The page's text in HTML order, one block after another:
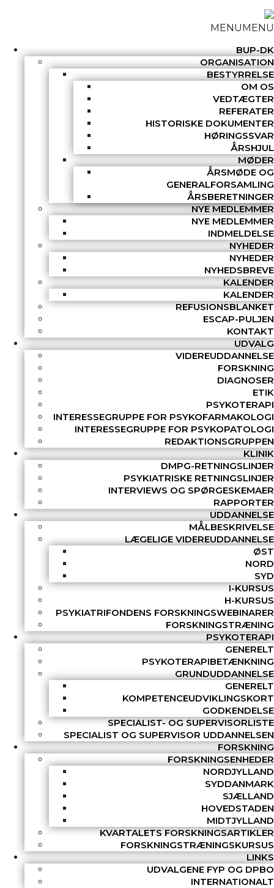
MENUMENU
BUP-DK
ORGANISATION
BESTYRRELSE
OM OS
VEDTÆGTER
REFERATER
HISTORISKE DOKUMENTER
HØRINGSSVAR
ÅRSHJUL
MØDER
ÅRSMØDE OG
GENERALFORSAMLING
ÅRSBERETNINGER
NYE MEDLEMMER
NYE MEDLEMMER
INDMELDELSE
NYHEDER
NYHEDER
NYHEDSBREVE
KALENDER
KALENDER
REFUSIONSBLANKET
ESCAP-PULJEN
KONTAKT
UDVALG
VIDEREUDDANNELSE
FORSKNING
DIAGNOSER
ETIK
PSYKOTERAPI
INTERESSEGRUPPE FOR PSYKOFARMAKOLOGI
INTERESSEGRUPPE FOR PSYKOPATOLOGI
REDAKTIONSGRUPPEN
KLINIK
DMPG-RETNINGSLINJER
PSYKIATRISKE RETNINGSLINJER
INTERVIEWS OG SPØRGESKEMAER
RAPPORTER
UDDANNELSE
MÅLBESKRIVELSE
LÆGELIGE VIDEREUDDANNELSE
ØST
NORD
SYD
I-KURSUS
H-KURSUS
PSYKIATRIFONDENS FORSKNINGSWEBINARER
FORSKNINGSTRÆNING
PSYKOTERAPI
GENERELT
PSYKOTERAPIBETÆNKNING
GRUNDUDDANNELSE
GENERELT
KOMPETENCEUDVIKLINGSKORT
GODKENDELSE
SPECIALIST- OG SUPERVISORLISTE
SPECIALIST OG SUPERVISOR UDDANNELSEN
FORSKNING
FORSKNINGSENHEDER
NORDJYLLAND
SYDDANMARK
SJÆLLAND
HOVEDSTADEN
MIDTJYLLAND
KVARTALETS FORSKNINGSARTIKLER
FORSKNINGSTRÆNINGSKURSUS
LINKS
UDVALGENE FYP OG DPBO
INTERNATIONALT